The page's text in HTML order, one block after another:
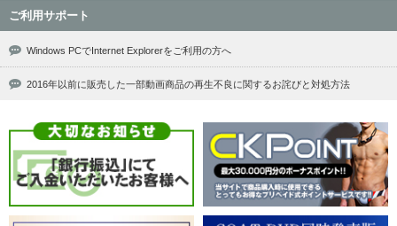
ご利用サポート
Windows PCでInternet Explorerをご利用の方へ
2016年以前に販売した一部動画商品の再生不良に関するお詫びと対処方法